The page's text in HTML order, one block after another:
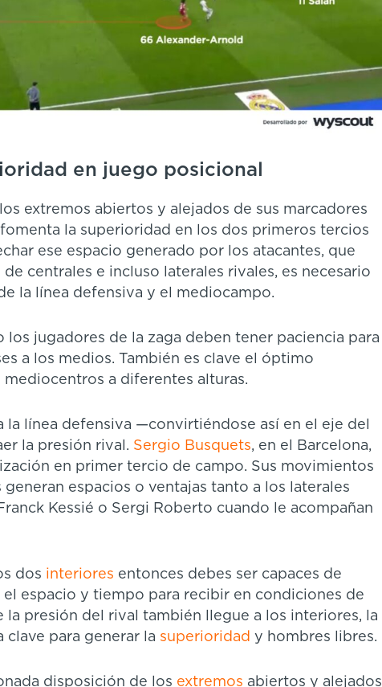
en juego posicional
extremos abiertos y alejados de sus marcadores
la superioridad en los dos primeros tercios
ese espacio generado por los atacantes, que
centrales e incluso laterales rivales, es necesario
la línea defensiva y el mediocampo.
jugadores de la zaga deben tener paciencia para
a los medios. También es clave el óptimo
a diferentes alturas.
la línea defensiva —convirtiéndose así en el eje del
la presión rival. Sergio Busquets, en el Barcelona,
en primer tercio de campo. Sus movimientos
espacios o ventajas tanto a los laterales
Kessié o Sergi Roberto cuando le acompañan
dos interiores entonces debes ser capaces de
espacio y tiempo para recibir en condiciones de
la presión del rival también llegue a los interiores, la
clave para generar la superioridad y hombres libres.
disposición de los extremos abiertos y alejados